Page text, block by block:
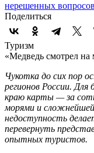
нерешенных вопросов
Поделиться
Туризм
«Медведь смотрел на
Чукотка до сих пор
регионов России.
краю карты — за
морями и
недоступность
перевернуть
опытных туристов.